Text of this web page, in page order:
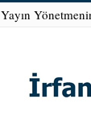
Yayın